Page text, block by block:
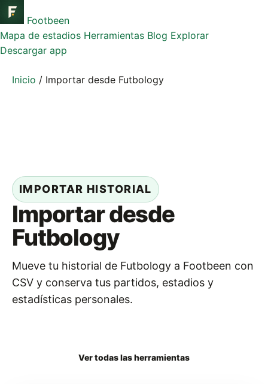
Footbeen
Mapa de estadios Herramientas Blog Explorar
Descargar app
Inicio / Importar desde Futbology
IMPORTAR HISTORIAL
Importar desde
Futbology
Mueve tu historial de Futbology a Footbeen con
CSV y conserva tus partidos, estadios y
estadísticas personales.
Ver todas las herramientas